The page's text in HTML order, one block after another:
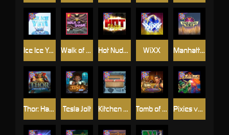
Manhattan Goes Wild
Hot Nudge
Tomb of Nefertiti
Tesla Jolt
WiXX
Walk of Shame
Kitchen Drama: Sushi Mania Pixies vs Pirates
Thor: Hammer Time
Ice Ice Yeti